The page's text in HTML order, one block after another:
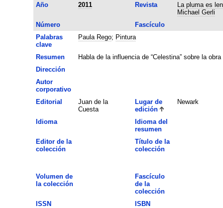
Año
2011 Revista
La pluma es
Michael Gerli
Número
Fascículo
Palabras
clave
Paula Rego; Pintura
Resumen
Habla de la influencia de “Celestina” sobre la
Dirección
Autor
corporativo
Editorial
Juan de la
Cuesta
Lugar de
edición
Newark
Idioma
Idioma del
resumen
Editor de la
colección
Título de la
colección
Volumen de
la colección
Fascículo
de la
colección
ISSN
ISBN